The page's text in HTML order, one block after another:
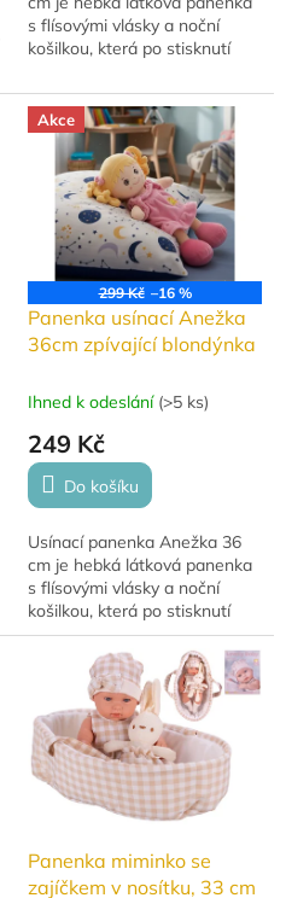
s flísovými vlásky a noční
košilkou, která po stisknutí
Princeznička na bále
postrácela korále a Halí...
Akce
299 Kč –16 %
Panenka usínací Anežka
36cm zpívající blondýnka
Ihned k odeslání (>5 ks)
249 Kč
Do košíku
Usínací panenka Anežka 36
cm je hebká látková panenka
s flísovými vlásky a noční
košilkou, která po stisknutí
zazpívá ukolébavky
Princeznička na bále
postrácela korále a Halí...
Panenka miminko se
zajíčkem v nosítku, 33 cm